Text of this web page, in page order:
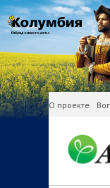
О проекте